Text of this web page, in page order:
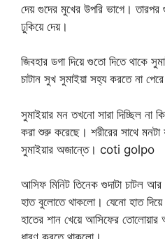
দেয় গুদের মুখের উপরি ভাগে। তারপর
ঢুকিয়ে দেয়।
জিবহার ডগা দিয়ে গুতো দিতে থাকে
চাটান সুখ সুমাইয়া সহ্য করতে না
সুমাইয়ার মন তখনো সারা দিচ্ছিল না
করা শুরু করেছে। শরীরের সাথে
সুমাইয়ার অজান্তে। coti golpo
আসিফ মিনিট তিনেক গুদাটা চাটল
হাত বুলোতে থাকলো। যেনো হাত দিয়ে
হাতের শান খেয়ে আসিফের